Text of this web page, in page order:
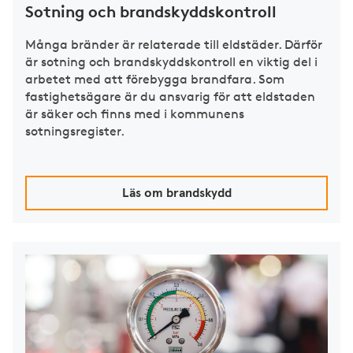
Sotning och brandskyddskontroll
Många bränder är relaterade till eldstäder. Därför
är sotning och brandskyddskontroll en viktig del i
arbetet med att förebygga brandfara. Som
fastighetsägare är du ansvarig för att eldstaden
är säker och finns med i kommunens
sotningsregister.
Läs om brandskydd